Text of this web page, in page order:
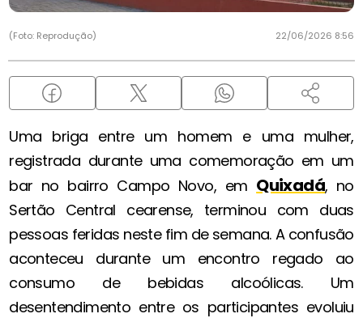
(Foto: Reprodução) 22/06/2026 8:56
Uma briga entre um homem e uma mulher,
registrada durante uma comemoração em um
bar no bairro Campo Novo, em Quixadá, no
Sertão Central cearense, terminou com duas
pessoas feridas neste fim de semana. A confusão
aconteceu durante um encontro regado ao
consumo de bebidas alcoólicas. Um
desentendimento entre os participantes evoluiu